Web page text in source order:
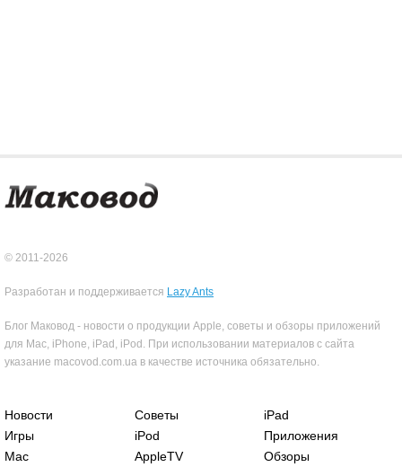
© 2011-2026
Разработан и поддерживается Lazy Ants
Блог Маковод - новости о продукции Apple, советы и обзоры приложений
для Mac, iPhone, iPad, iPod. При использовании материалов с сайта
указание macovod.com.ua в качестве источника обязательно.
Новости Советы
iPad
Игры
iPod
Приложения
Mac
AppleTV Обзоры